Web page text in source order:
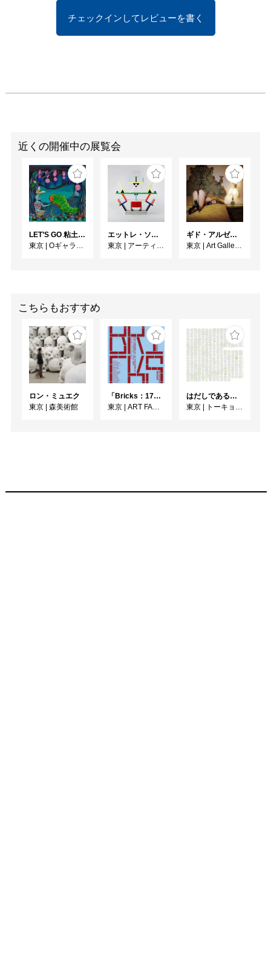
チェックインしてレビューを書く
近くの開催中の展覧会
LET’S GO 粘土（クレイ）ジ−
東京
Oギャラリー
エットレ・ソットサス —魔法がはじまるとき、デザインは生まれる
東京
アーティゾン美術館
ギド・アルゼンチーニ写真展 『女性的宇宙』
東京
Art Gallery M84
こちらもおすすめ
ロン・ミュエク
東京
森美術館
「Bricks：17人のかたち」
東京
ART FACTORY城南島
はだしであるく [トーキョーアーツアンドスペースレジデンス2026 成果発表展 ]
東京
トーキョーアーツアンドスペース本郷